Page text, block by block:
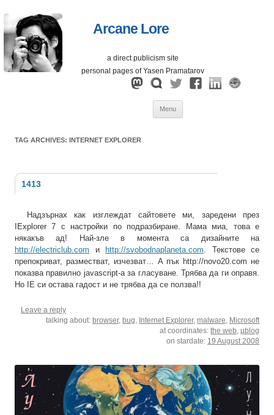
Arcane Lore
a direct publicism site
personal pages of Yasen Pramatarov
Menu
TAG ARCHIVES: INTERNET EXPLORER
1413
Надзърнах как изглеждат сайтовете ми, заредени през
IExplorer 7 с настройки по подразбиране. Мама миа, това е
някакъв ад! Най-зле в момента са дизайните на
http://electriclub.com и http://svobodnaplaneta.com. Текстове се
препокриват, разместват, изчезват… А пък http://novo20.com не
показва правилно javascript-а за гласуване. Трябва да ги оправя.
Но IE си остава гадост и не трябва да се ползва!!
Leave a reply
talking about: browser, bug Internet Explorer, malware
Microsoft
at coordinates: the web µblog
on stardate: 19 August 2008